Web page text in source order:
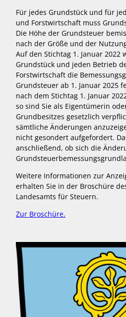
Für jedes Grundstück und für
und Forstwirtschaft muss
Die Höhe der Grundsteuer
nach der Größe und der
Auf den Stichtag 1. Januar 2022
Grundstück und jeden Betrieb
Forstwirtschaft die
Grundsteuer ab 1. Januar 2025
nach dem Stichtag 1. Januar
so sind Sie als Eigentümerin
Grundbesitzes gesetzlich
sämtliche Änderungen
nicht gesondert aufgefordert.
anschließend, ob sich die
Weitere Informationen zur
erhalten Sie in der Broschüre
Landesamts für Steuern.
Zur Broschüre.